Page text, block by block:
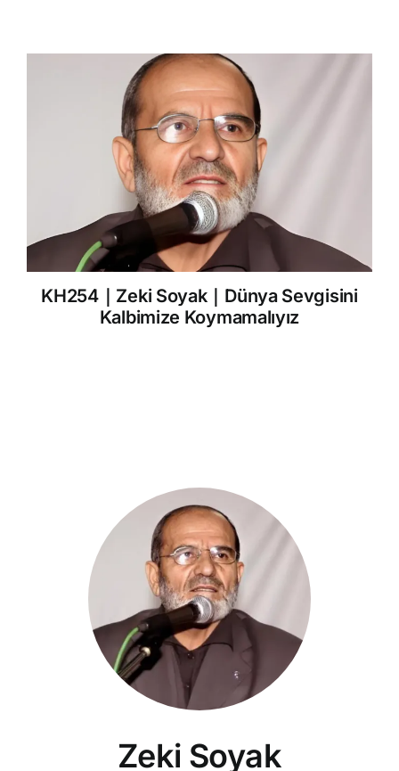
KH254｜Zeki Soyak｜Dünya Sevgisini
Kalbimize Koymamalıyız
Zeki Soyak